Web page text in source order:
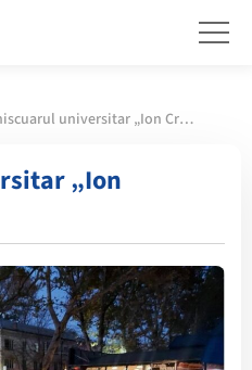
Miniscuarul universitar „Ion Creangă”
„Ion